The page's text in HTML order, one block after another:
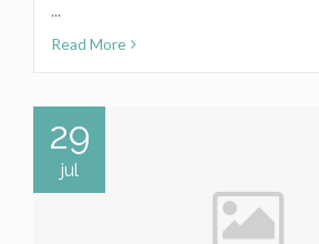
...
Read More
29
jul